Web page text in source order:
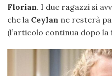
Florian. I due ragazzi si
che la Ceylan ne resterà
(l’articolo continua dopo la